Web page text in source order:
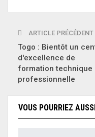
ARTICLE PRÉCÉDENT
Togo : Bientôt un
d'excellence de
formation technique
professionnelle
VOUS POURRIEZ